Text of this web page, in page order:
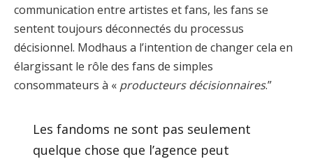
communication entre artistes et fans, les fans se
sentent toujours déconnectés du processus
décisionnel. Modhaus a l’intention de changer cela en
élargissant le rôle des fans de simples
consommateurs à « producteurs décisionnaires.”
Les fandoms ne sont pas seulement
quelque chose que l’agence peut